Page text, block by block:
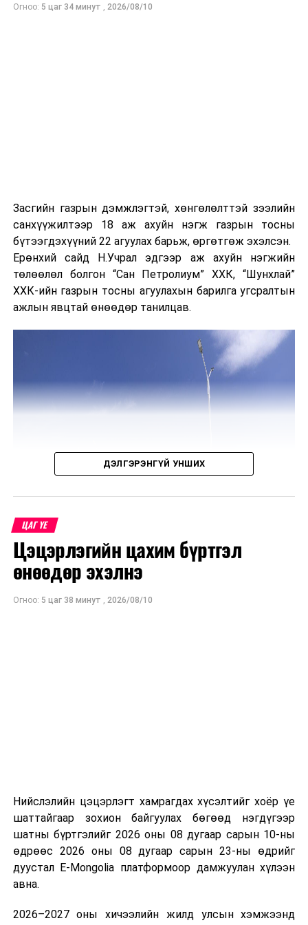
Үзэсгэлэнг 300 мянган хүн үзэхээр захиалга өгсөн
ӨМНӨХ МЭДЭЭ
Мал, махны бэлтгэн нийлүүлэлт, нөөц, экспортын
асуудлаар хяналт шалгалт хийж, санал, дүгнэлт гаргах
ажлын хэсэг хуралдав
Огноо: 5 цаг 34 минут , 2026/08/10
Засгийн газрын дэмжлэгтэй, хөнгөлөлттэй зээлийн
санхүүжилтээр 18 аж ахуйн нэгж газрын тосны
бүтээгдэхүүний 22 агуулах барьж, өргөтгөж эхэлсэн.
Ерөнхий сайд Н.Учрал эдгээр аж ахуйн нэгжийн
төлөөлөл болгон “Сан Петролиум” ХХК, “Шунхлай”
ХХК-ийн газрын тосны агуулахын барилга угсралтын
ажлын явцтай өнөөдөр танилцав.
арилжааны банкнаас авчээ. Газрын тосны
бүтээгдэхүүний агуулахын барилга угсралтын ажлын
гүйцэтгэл 95 хувьтай байгаа бөгөөд 2026 оны
наймдугаар сарын 20-ны дотор бүрэн дуусгаж,
ашиглалтад оруулах гэж байна. Эдгээр агуулах
ашиглалтад орсноор Улаанбаатар хотын АИ-92-ийн
Ерөнхий сайд тус агуулахыг ашиглалтад хүлээн
ДЭЛГЭРЭНГҮЙ УНШИХ
ЦАГ ҮЕ
Цэцэрлэгийн цахим бүртгэл
өнөөдөр эхэлнэ
Огноо: 5 цаг 38 минут , 2026/08/10
Нийслэлийн цэцэрлэгт хамрагдах хүсэлтийг хоёр үе
шаттайгаар зохион байгуулах бөгөөд нэгдүгээр
шатны бүртгэлийг 2026 оны 08 дугаар сарын 10-ны
өдрөөс 2026 оны 08 дугаар сарын 23-ны өдрийг
дуустал E-Mongolia платформоор дамжуулан хүлээн
авна.
2026–2027 оны хичээлийн жилд улсын хэмжээнд